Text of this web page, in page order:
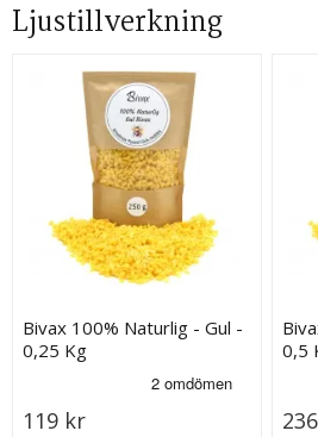
Ljustillverkning
Bivax 100% Naturlig - Gul -
0,25 Kg
119 kr
0,5